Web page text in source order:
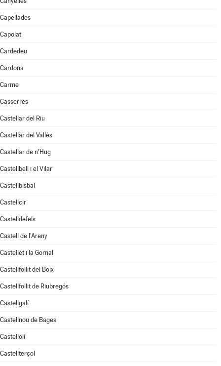
Capellades
Capolat
Cardedeu
Cardona
Carme
Casserres
Castellar del Riu
Castellar del Vallès
Castellar de n'Hug
Castellbell i el Vilar
Castellbisbal
Castellcir
Castelldefels
Castell de l'Areny
Castellet i la Gornal
Castellfollit del Boix
Castellfollit de Riubregós
Castellgalí
Castellnou de Bages
Castellolí
Castellterçol